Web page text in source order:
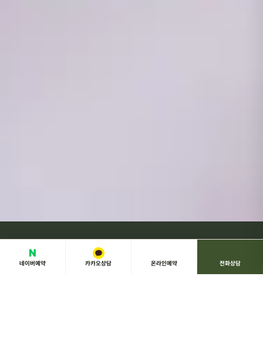
N
네이버예약 카카오상담 온라인예약 전화상담